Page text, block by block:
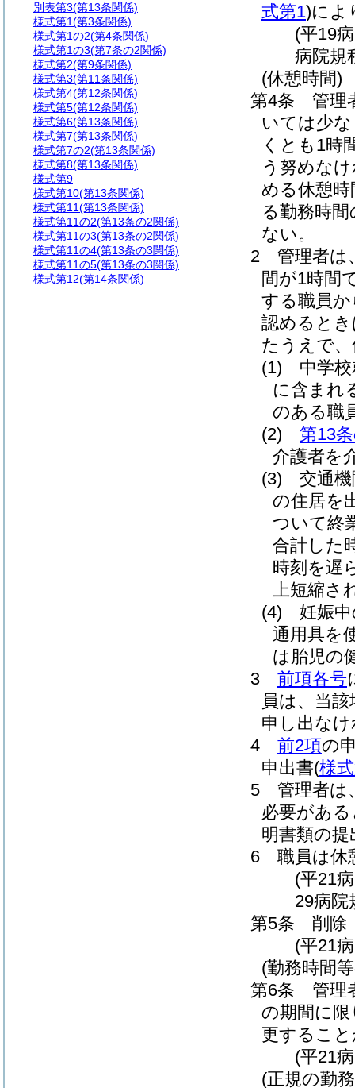
式第1)によ
(平19
病院規
(休憩時間)
第4条
管理
いては少
くとも1時
う努めな
める休憩
る勤務時
ない。
2
管理者は
間が1時間
する職員
認めると
たうえで
(1)
中学
に含まれ
のある職
(2)
第13
介護者を
(3)
交通
の住居を
ついて終
合計した
時刻を遅
上短縮さ
(4)
妊娠
通用具を
は胎児の
3
前項各号
員は、当
申し出な
4
前2項の
申出書(様
5
管理者は
必要があ
明書類の
6
職員は休
(平21
29病院
第5条
削除
(平21
(勤務時間
第6条
管理
の期間に
更するこ
(平21
(正規の勤
別表第3(第13条関係)
様式第1(第3条関係)
様式第1の2(第4条関係)
様式第1の3(第7条の2関係)
様式第2(第9条関係)
様式第3(第11条関係)
様式第4(第12条関係)
様式第5(第12条関係)
様式第6(第13条関係)
様式第7(第13条関係)
様式第7の2(第13条関係)
様式第8(第13条関係)
様式第9
様式第10(第13条関係)
様式第11(第13条関係)
様式第11の2(第13条の2関係)
様式第11の3(第13条の2関係)
様式第11の4(第13条の3関係)
様式第11の5(第13条の3関係)
様式第12(第14条関係)